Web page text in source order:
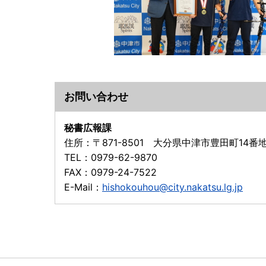
お問い合わせ
秘書広報課
住所： 〒871-8501 大分県中津市豊田町14番
TEL： 0979-62-9870
FAX： 0979-24-7522
E-Mail： hishokouhou@city.nakatsu.lg.jp